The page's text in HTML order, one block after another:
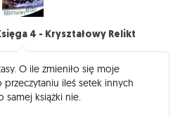
4 - Kryształowy Relikt
O ile zmieniło się moje
ileś setek innych
samej książki nie.